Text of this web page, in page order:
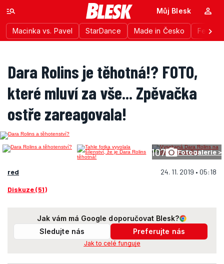
Macinka vs. Pavel StarDance Made in Česko
Můj Blesk
Dara Rolins je těhotná!? FOTO,
které mluví za vše... Zpěvačka
ostře zareagovala!
107 Fotogalerie >
red 24. 11. 2019 • 05:18
Diskuze (51)
Jak vám má Google doporučovat Blesk?
Sledujte nás
Preferujte nás
Jak to celé funguje